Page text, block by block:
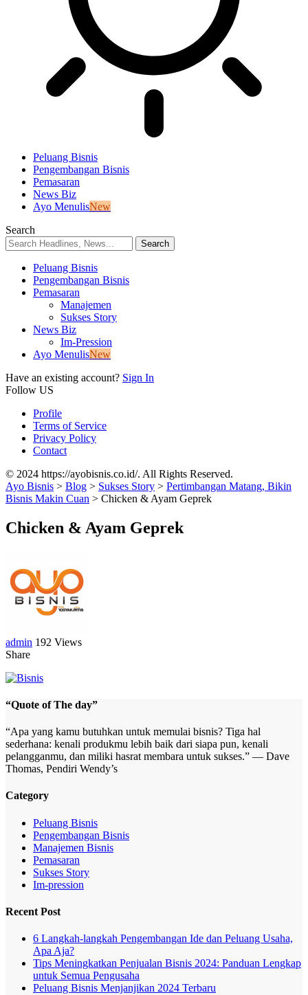
Peluang Bisnis
Pengembangan Bisnis
Pemasaran
News Biz
Ayo MenulisNew
Search
Peluang Bisnis
Pengembangan Bisnis
Pemasaran
Manajemen
Sukses Story
News Biz
Im-Pression
Ayo MenulisNew
Have an existing account? Sign In
Follow US
Profile
Terms of Service
Privacy Policy
Contact
© 2024 https://ayobisnis.co.id/. All Rights Reserved.
Ayo Bisnis > Blog > Sukses Story > Pertimbangan Matang, Bikin
Bisnis Makin Cuan > Chicken & Ayam Geprek
Chicken & Ayam Geprek
admin 192 Views
Share
“Quote of The day”
“Apa yang kamu butuhkan untuk memulai bisnis? Tiga hal
sederhana: kenali produkmu lebih baik dari siapa pun, kenali
pelangganmu, dan miliki hasrat membara untuk sukses.” — Dave
Thomas, Pendiri Wendy’s
Category
Peluang Bisnis
Pengembangan Bisnis
Manajemen Bisnis
Pemasaran
Sukses Story
Im-pression
Recent Post
6 Langkah-langkah Pengembangan Ide dan Peluang Usaha,
Apa Aja?
Tips Meningkatkan Penjualan Bisnis 2024: Panduan Lengkap
untuk Semua Pengusaha
Peluang Bisnis Menjanjikan 2024 Terbaru